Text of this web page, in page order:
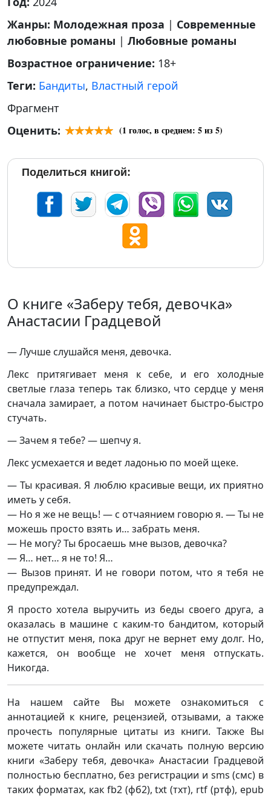
Жанры: Молодежная проза | Современные
любовные романы | Любовные романы
Возрастное ограничение: 18+
Теги: Бандиты, Властный герой
Фрагмент
Оценить:
(1 голос, в среднем: 5из 5)
Поделиться книгой:
О книге «Заберу тебя, девочка»
Анастасии Градцевой
— Лучше слушайся меня, девочка.
Лекс притягивает меня к себе, и его холодные
светлые глаза теперь так близко, что сердце у меня
сначала замирает, а потом начинает быстро-быстро
стучать.
— Зачем я тебе? — шепчу я.
Лекс усмехается и ведет ладонью по моей щеке.
— Ты красивая. Я люблю красивые вещи, их приятно
иметь у себя.
— Но я же не вещь! — с отчаянием говорю я. — Ты не
можешь просто взять и… забрать меня.
— Не могу? Ты бросаешь мне вызов, девочка?
— Я… нет… я не то! Я…
— Вызов принят. И не говори потом, что я тебя не
предупреждал.
Я просто хотела выручить из беды своего друга, а
оказалась в машине с каким-то бандитом, который
не отпустит меня, пока друг не вернет ему долг. Но,
кажется, он вообще не хочет меня отпускать.
Никогда.
На нашем сайте Вы можете ознакомиться с
аннотацией к книге, рецензией, отзывами, а также
прочесть популярные цитаты из книги. Также Вы
можете читать онлайн или скачать полную версию
книги «Заберу тебя, девочка» Анастасии Градцевой
полностью бесплатно, без регистрации и sms (смс) в
таких форматах, как fb2 (фб2), txt (тхт), rtf (ртф), epub